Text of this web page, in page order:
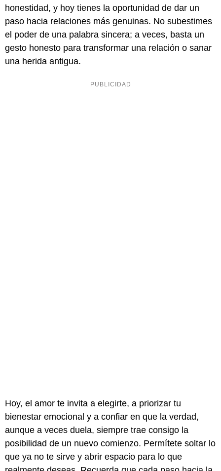
honestidad, y hoy tienes la oportunidad de dar un
paso hacia relaciones más genuinas. No subestimes
el poder de una palabra sincera; a veces, basta un
gesto honesto para transformar una relación o sanar
una herida antigua.
Hoy, el amor te invita a elegirte, a priorizar tu
bienestar emocional y a confiar en que la verdad,
aunque a veces duela, siempre trae consigo la
posibilidad de un nuevo comienzo. Permítete soltar lo
que ya no te sirve y abrir espacio para lo que